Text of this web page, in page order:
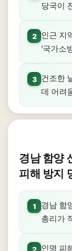
당국이
2
인근 지
'국가소
3
건조한
데 어려
경남 함양
피해 방지
1
경남 함
총리가
2 인명 피